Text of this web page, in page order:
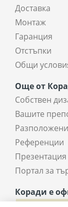
Доставка
Монтаж
Гаранция
Отстъпки
Общи
Още от
Собствен
Вашите
Референции
Презентация
Портал за
Коради е